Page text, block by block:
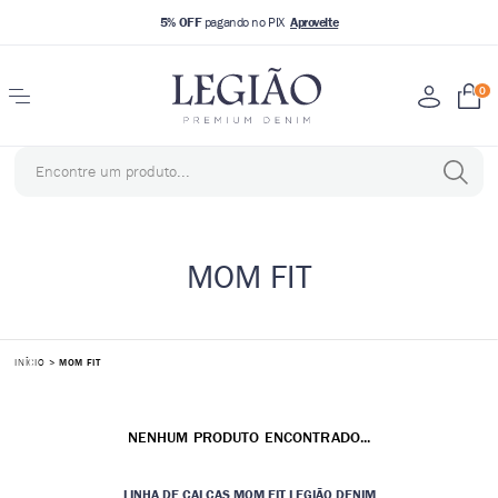
5% OFFpagando no PIX
0
MOM FIT
INÍCIO MOM FIT
NENHUM PRODUTO ENCONTRADO...
LINHA DE CALÇAS MOM FIT LEGIÃO DENIM